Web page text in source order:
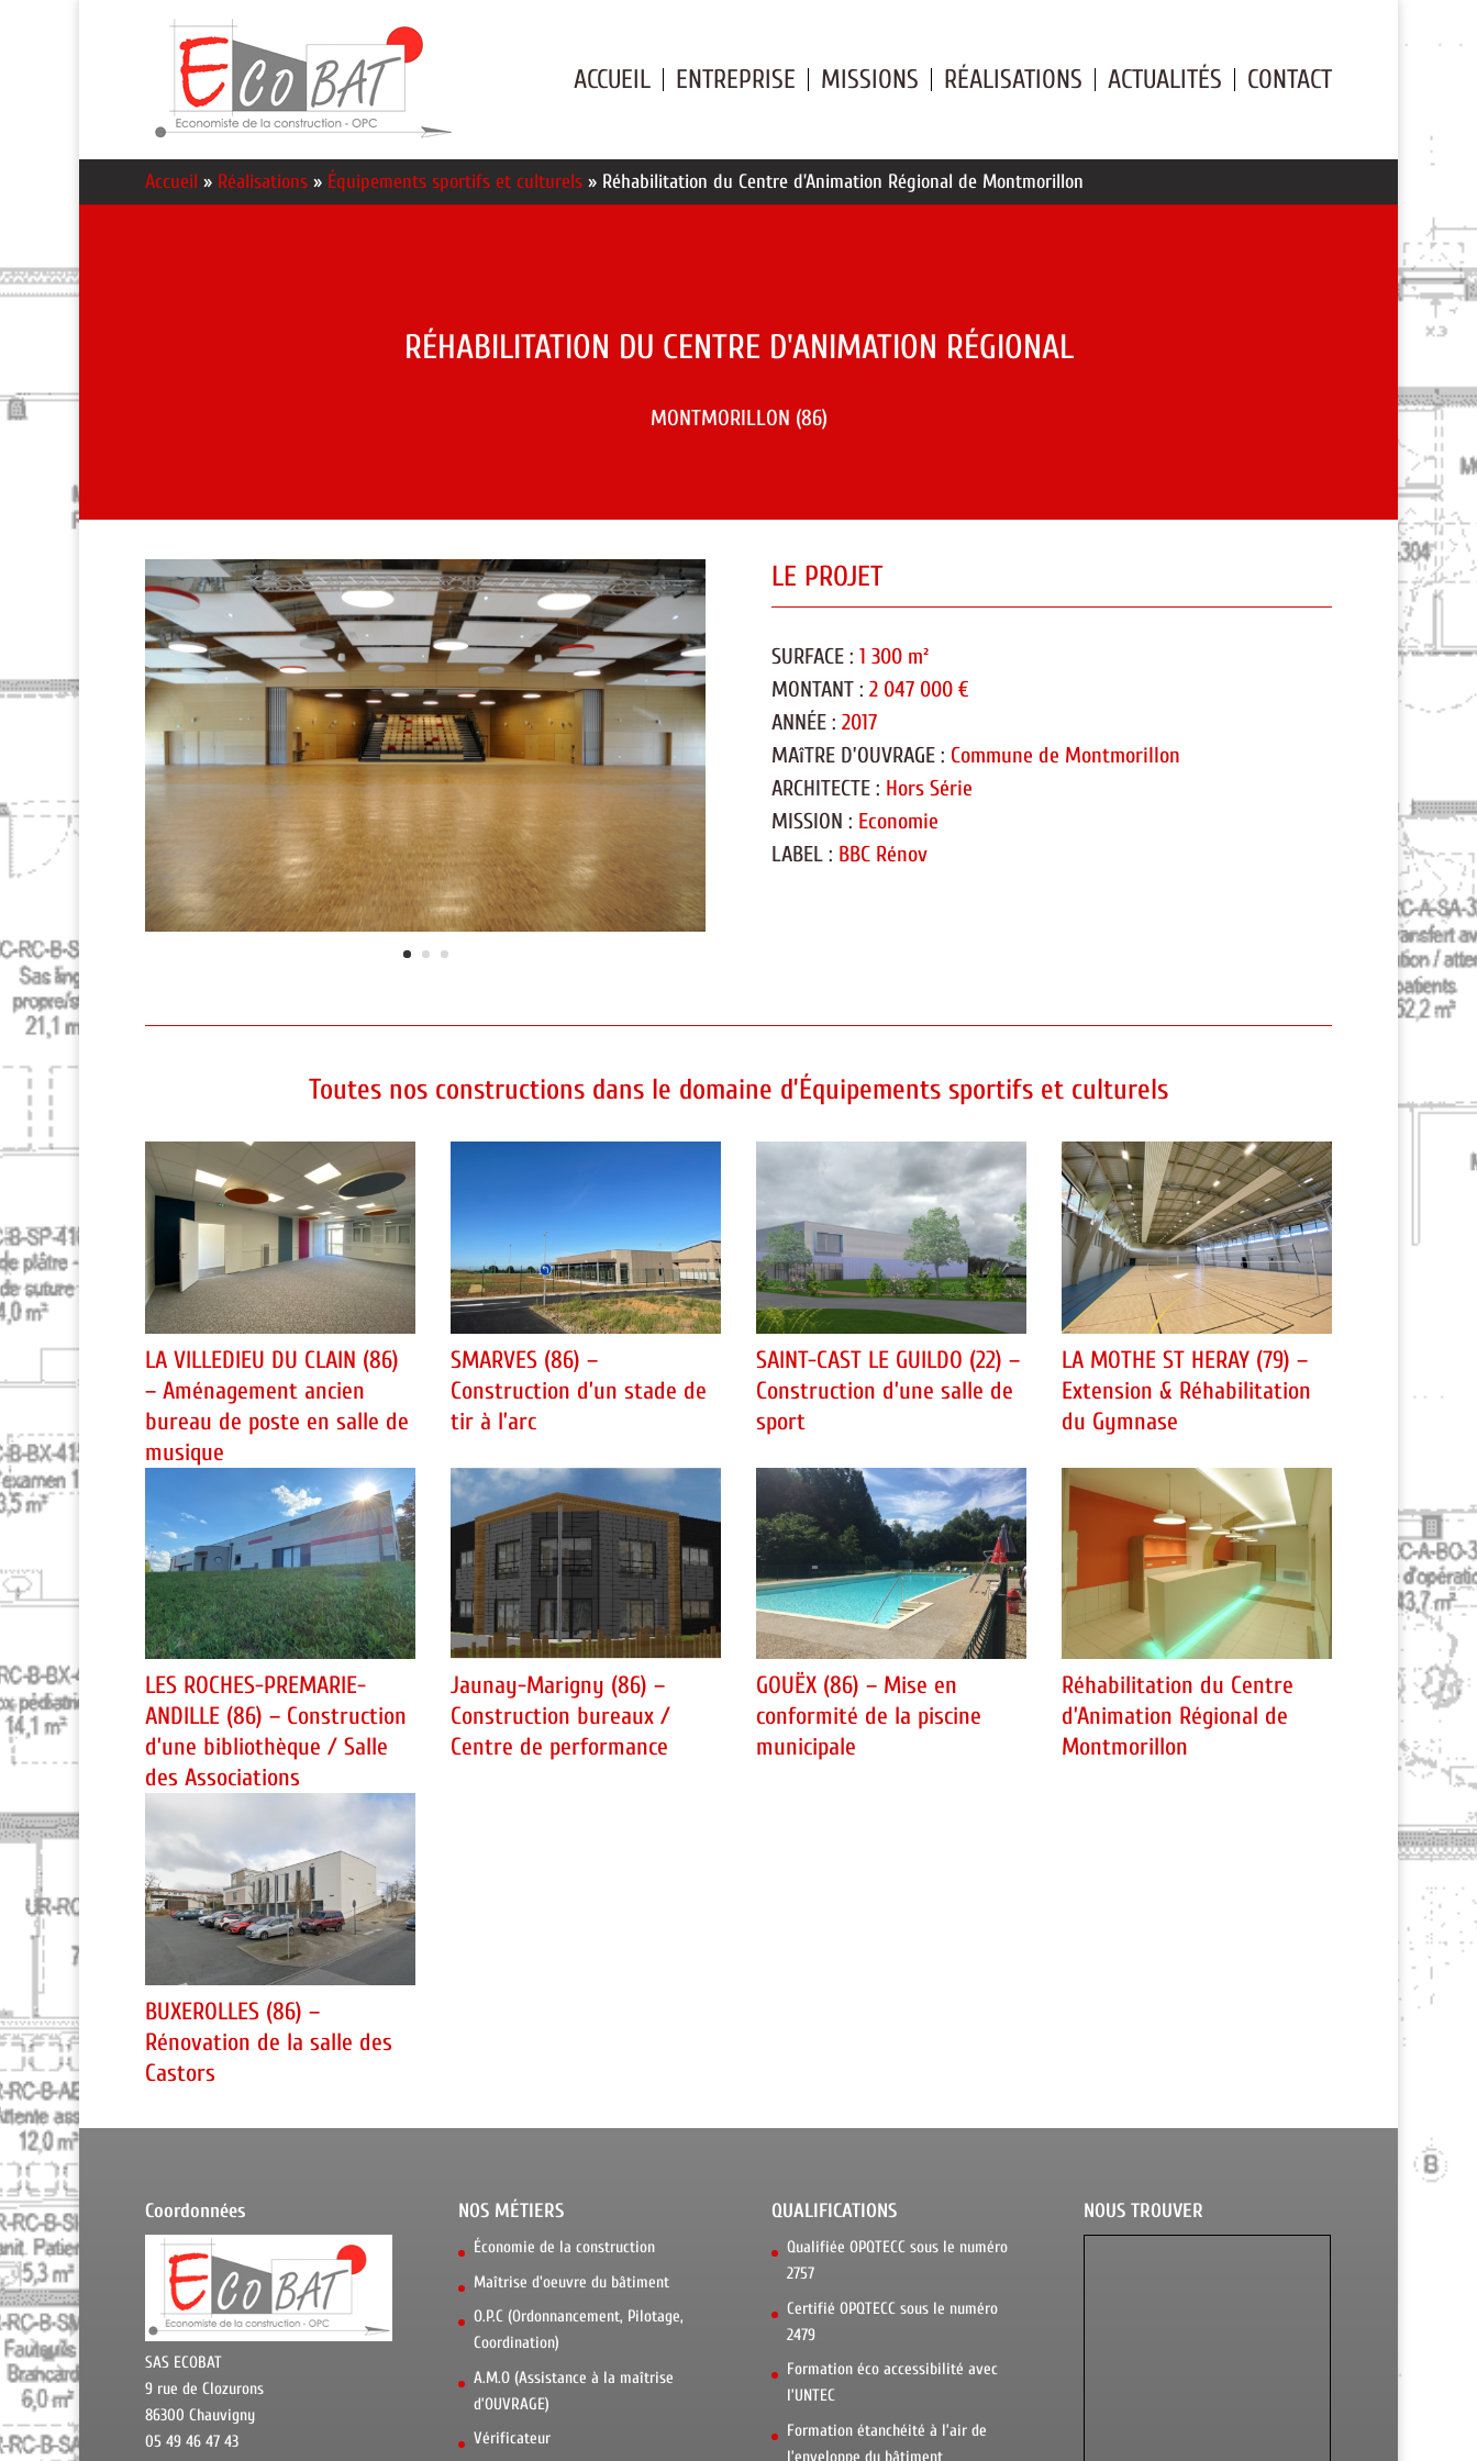
ACCUEIL ENTREPRISE MISSIONS RÉALISATIONS ACTUALITÉS CONTACT
Accueil » Réalisations » Équipements sportifs et culturels » Réhabilitation du Centre d’Animation Régional de Montmorillon
RÉHABILITATION DU CENTRE D'ANIMATION RÉGIONAL
MONTMORILLON (86)
LE PROJET
SURFACE : 1 300 m²
MONTANT : 2 047 000 €
ANNÉE : 2017
MAîTRE D’OUVRAGE : Commune de Montmorillon
ARCHITECTE : Hors Série
MISSION : Economie
LABEL : BBC Rénov
Toutes nos constructions dans le domaine d’Équipements sportifs et culturels
LA VILLEDIEU DU CLAIN (86)
– Aménagement ancien
bureau de poste en salle de
musique
SMARVES (86) –
Construction d’un stade de
tir à l’arc
SAINT-CAST LE GUILDO (22) –
Construction d’une salle de
sport
LA MOTHE ST HERAY (79) –
Extension & Réhabilitation
du Gymnase
LES ROCHES-PREMARIE-
ANDILLE (86) – Construction
d’une bibliothèque / Salle
des Associations
Jaunay-Marigny (86) –
Construction bureaux /
Centre de performance
GOUËX (86) – Mise en
conformité de la piscine
municipale
Réhabilitation du Centre
d’Animation Régional de
Montmorillon
BUXEROLLES (86) –
Rénovation de la salle des
Castors
Coordonnées
SAS ECOBAT
9 rue de Clozurons
86300 Chauvigny
05 49 46 47 43
NOS MÉTIERS
Économie de la construction
Maîtrise d'oeuvre du bâtiment
O.P.C (Ordonnancement, Pilotage,
Coordination)
A.M.O (Assistance à la maîtrise
d’OUVRAGE)
Vérificateur
QUALIFICATIONS
Qualifiée OPQTECC sous le numéro
2757
Certifié OPQTECC sous le numéro
2479
Formation éco accessibilité avec
l’UNTEC
Formation étanchéité à l’air de
l’enveloppe du bâtiment
NOUS TROUVER